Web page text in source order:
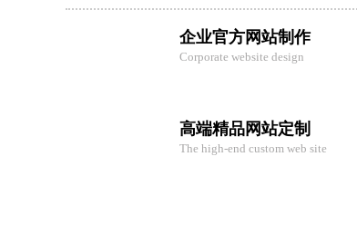
企业官方网站制作
Corporate website design
高端精品网站定制
The high-end custom web site